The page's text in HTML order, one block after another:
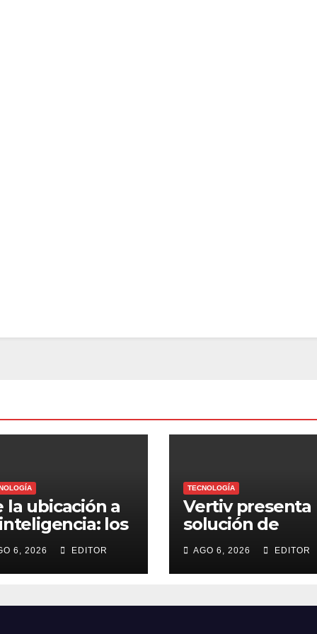
la ubicación a
los
revelan
opera un
6, 2026 EDITOR
TECNOLOGÍA
Vertiv presenta
solución de
prediseñada
agilizar centros
AGO 6, 2026 EDITOR